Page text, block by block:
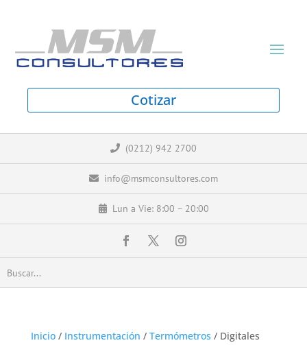
Cotizar
(0212) 942 2700
info@msmconsultores.com
Lun a Vie: 8:00 – 20:00
Inicio/ Instrumentación / Termómetros / Digitales